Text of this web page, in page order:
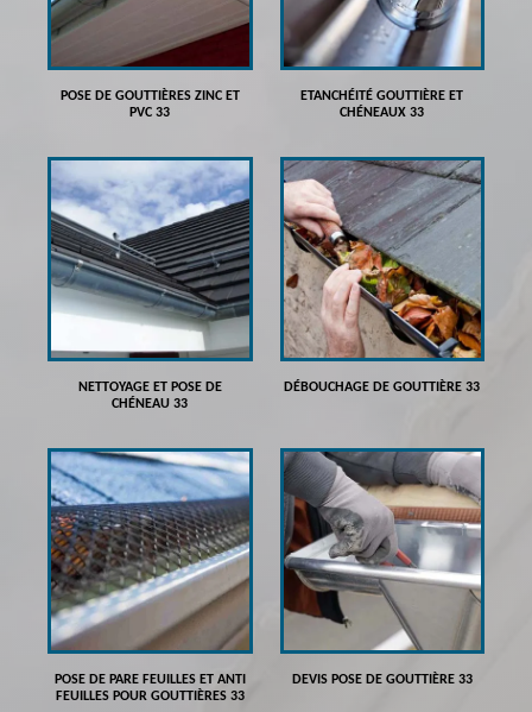
POSE DE GOUTTIÈRES ZINC ET
PVC 33
ETANCHÉITÉ GOUTTIÈRE ET
CHÉNEAUX 33
NETTOYAGE ET POSE DE
CHÉNEAU 33
DÉBOUCHAGE DE GOUTTIÈRE 33
POSE DE PARE FEUILLES ET ANTI
FEUILLES POUR GOUTTIÈRES 33
DEVIS POSE DE GOUTTIÈRE 33